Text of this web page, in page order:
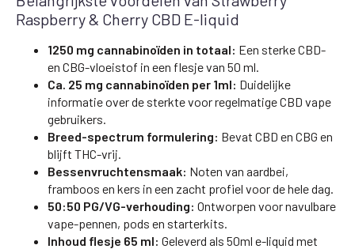
Raspberry & Cherry CBD E-liquid
1250 mg cannabinoïden in totaal: Een sterke CBD-
en CBG-vloeistof in een flesje van 50 ml.
Ca. 25 mg cannabinoïden per 1ml: Duidelijke
informatie over de sterkte voor regelmatige CBD vape
gebruikers.
Breed-spectrum formulering: Bevat CBD en CBG en
blijft THC-vrij.
Bessenvruchtensmaak: Noten van aardbei,
framboos en kers in een zacht profiel voor de hele dag.
50:50 PG/VG-verhouding: Ontworpen voor navulbare
vape-pennen, pods en starterkits.
Inhoud flesje 65 ml: Geleverd als 50ml e-liquid met